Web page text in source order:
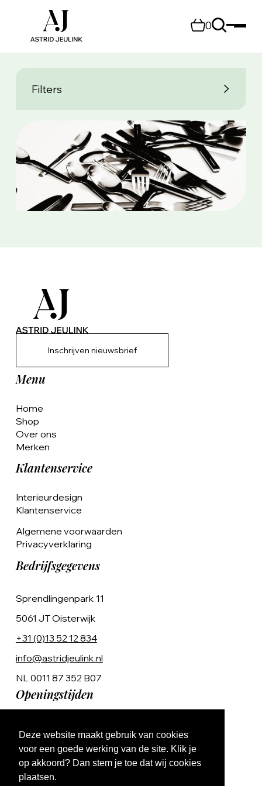
Deze website maakt gebruik van cookies
voor een goede werking van de site. Klik je
op akkoord? Dan stem je toe dat wij cookies
plaatsen.
0
Filters
Inschrijven nieuwsbrief
Menu
Home
Shop
Over ons
Merken
Klantenservice
Interieurdesign
Klantenservice
Algemene voorwaarden
Privacyverklaring
Bedrijfsgegevens
Sprendlingenpark 11
5061 JT Oisterwijk
+31 (0)13 52 12 834
info@astridjeulink.nl
NL 0011 87 352 B07
Openingstijden
Ma t/m Vr 9:00 - 17:00